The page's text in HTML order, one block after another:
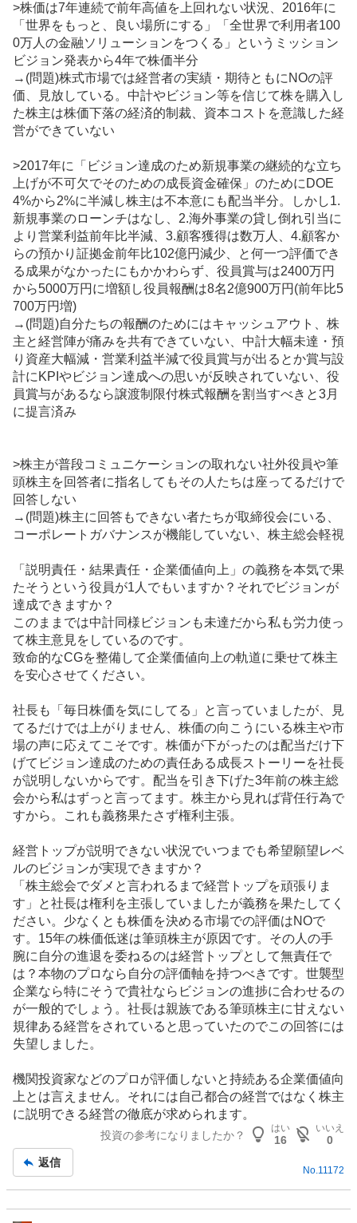
>株価は7年連続で前年高値を上回れない状況、2016年に
「世界をもっと、良い場所にする」「全世界で利用者100
0万人の金融ソリューションをつくる」というミッション
ビジョン発表から4年で株価半分
→(問題)株式市場では経営者の実績・期待ともにNOの評
価、見放している。中計やビジョン等を信じて株を購入し
た株主は株価下落の経済的制裁、資本コストを意識した経
営ができていない
>2017年に「ビジョン達成のため新規事業の継続的な立ち
上げが不可欠でそのための成長資金確保」のためにDOE
4%から2%に半減し株主は不本意にも配当半分。しかし1.
新規事業のローンチはなし、2.海外事業の貸し倒れ引当に
より営業利益前年比半減、3.顧客獲得は数万人、4.顧客か
らの預かり証拠金前年比102億円減少、と何一つ評価でき
る成果がなかったにもかかわらず、役員賞与は2400万円
から5000万円に増額し役員報酬は8名2億900万円(前年比5
700万円増)
→(問題)自分たちの報酬のためにはキャッシュアウト、株
主と経営陣が痛みを共有できていない、中計大幅未達・預
り資産大幅減・営業利益半減で役員賞与が出るとか賞与設
計にKPIやビジョン達成への思いが反映されていない、役
員賞与があるなら譲渡制限付株式報酬を割当すべきと3月
に提言済み
>株主が普段コミュニケーションの取れない社外役員や筆
頭株主を回答者に指名してもその人たちは座ってるだけで
回答しない
→(問題)株主に回答もできない者たちが取締役会にいる、
コーポレートガバナンスが機能していない、株主総会軽視
「説明責任・結果責任・企業価値向上」の義務を本気で果
たそうという役員が1人でもいますか？それでビジョンが
達成できますか？
このままでは中計同様ビジョンも未達だから私も労力使っ
て株主意見をしているのです。
致命的なCGを整備して企業価値向上の軌道に乗せて株主
を安心させてください。
社長も「毎日株価を気にしてる」と言っていましたが、見
てるだけでは上がりません、株価の向こうにいる株主や市
場の声に応えてこそです。株価が下がったのは配当だけ下
げてビジョン達成のための責任ある成長ストーリーを社長
が説明しないからです。配当を引き下げた3年前の株主総
会から私はずっと言ってます。株主から見れば背任行為で
すから。これも義務果たさず権利主張。
経営トップが説明できない状況でいつまでも希望願望レベ
ルのビジョンが実現できますか？
「株主総会でダメと言われるまで経営トップを頑張りま
す」と社長は権利を主張していましたが義務を果たしてく
ださい。少なくとも株価を決める市場での評価はNOで
す。15年の株価低迷は筆頭株主が原因です。その人の手
腕に自分の進退を委ねるのは経営トップとして無責任で
は？本物のプロなら自分の評価軸を持つべきです。世襲型
企業なら特にそうで貴社ならビジョンの進捗に合わせるの
が一般的でしょう。社長は親族である筆頭株主に甘えない
規律ある経営をされていると思っていたのでこの回答には
失望しました。
機関投資家などのプロが評価しないと持続ある企業価値向
上とは言えません。それには自己都合の経営ではなく株主
に説明できる経営の徹底が求められます。
投資の参考になりましたか？
はい
16
いいえ
0
返信
No.11172